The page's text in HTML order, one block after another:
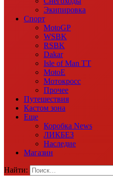
Экипировка
Спорт
MotoGP
WSBK
RSBK
Dakar
Isle of Man TT
MotoE
Мотокросс
Прочее
Путешествия
Кастом зона
Еще
Коробка News
ЛИКБЕЗ
Наследие
Магазин
Найти: